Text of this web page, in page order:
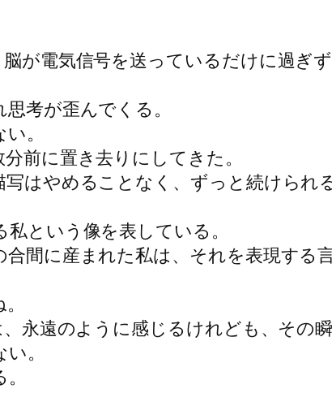
が電気信号を送っているだけに過ぎ
考が歪んでくる。
。
前に置き去りにしてきた。
はやめることなく、ずっと続けられ
という像を表している。
間に産まれた私は、それを表現する
永遠のように感じるけれども、その
。